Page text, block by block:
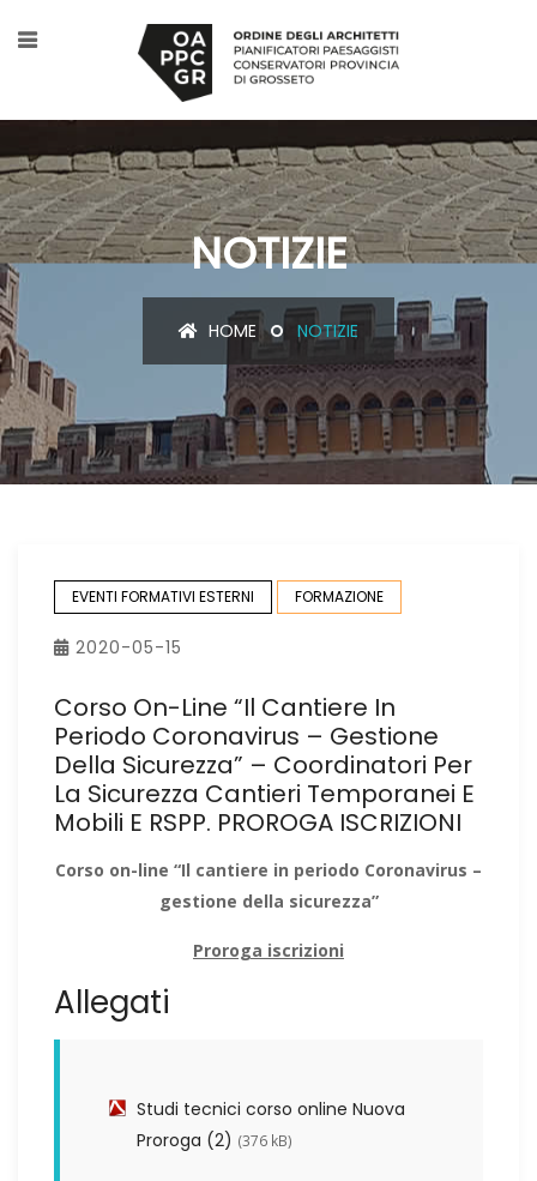
NOTIZIE
HOME NOTIZIE
EVENTI FORMATIVI ESTERNI FORMAZIONE
2020-05-15
Corso On-Line “Il Cantiere In
Periodo Coronavirus – Gestione
Della Sicurezza” – Coordinatori Per
La Sicurezza Cantieri Temporanei E
Mobili E RSPP. PROROGA ISCRIZIONI
Corso on-line “Il cantiere in periodo Coronavirus –
gestione della sicurezza”
Proroga iscrizioni
Allegati
Studi tecnici corso online Nuova
Proroga (2) (376 kB)